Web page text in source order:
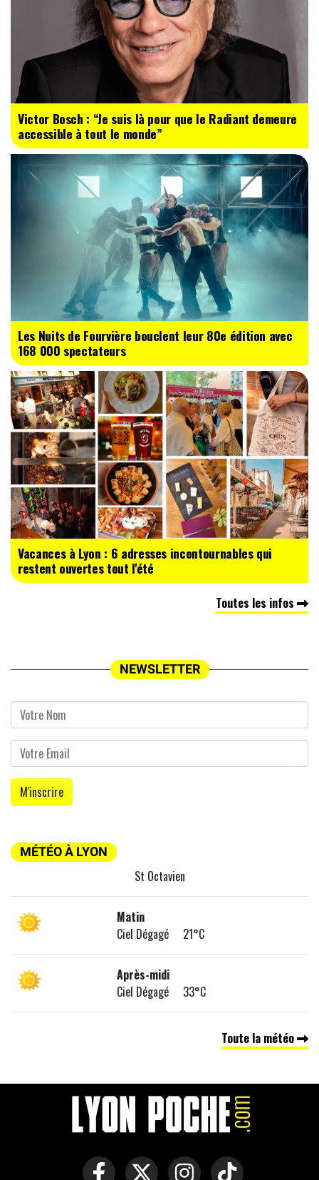
Victor Bosch : “Je suis là pour que le Radiant demeure
accessible à tout le monde”
Les Nuits de Fourvière bouclent leur 80e édition avec
168 000 spectateurs
Vacances à Lyon : 6 adresses incontournables qui
restent ouvertes tout l'été
Toutes les infos
NEWSLETTER
MÉTÉO À LYON
St Octavien
Matin
Ciel Dégagé 21°C
Après-midi
Ciel Dégagé 33°C
Toute la météo